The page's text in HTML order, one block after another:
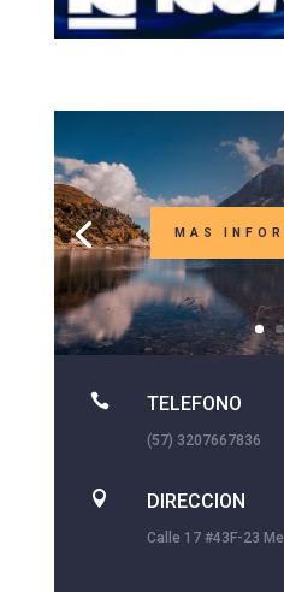
MAS
 TELEFONO
(57) 3207667836
 DIRECCION
Calle 17 #43F-23